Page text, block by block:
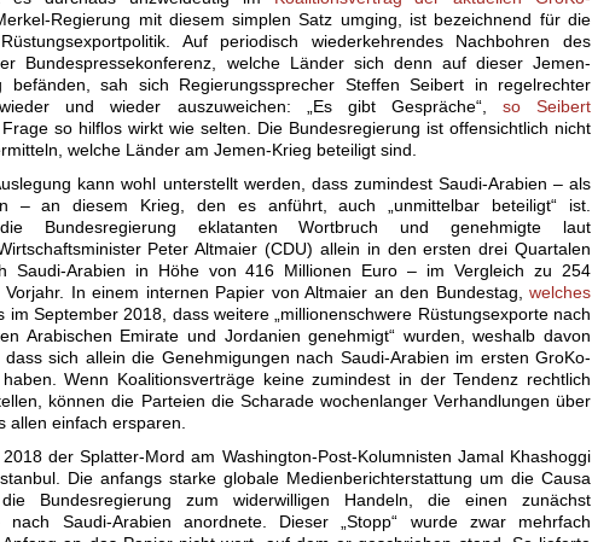
Regierung mit diesem simplen Satz umging, ist bezeichnend für die
Auf periodisch wiederkehrendes Nachbohren des
Bundespressekonferenz, welche Länder sich denn auf dieser Jemen-
befänden, sah sich Regierungssprecher Steffen Seibert in regelrechter
und wieder auszuweichen: „Es gibt Gespräche“, so Seibert
so hilflos wirkt wie selten. Die Bundesregierung ist offensichtlich nicht
welche Länder am Jemen-Krieg beteiligt sind.
kann wohl unterstellt werden, dass zumindest Saudi-Arabien – als
– an diesem Krieg, den es anführt, auch „unmittelbar beteiligt“ ist.
Bundesregierung eklatanten Wortbruch und genehmigte laut
Peter Altmaier (CDU) allein in den ersten drei Quartalen
Saudi-Arabien in Höhe von 416 Millionen Euro – im Vergleich zu 254
In einem internen Papier von Altmaier an den Bundestag, welches
im September 2018, dass weitere „millionenschwere Rüstungsexporte nach
Arabischen Emirate und Jordanien genehmigt“ wurden, weshalb davon
sich allein die Genehmigungen nach Saudi-Arabien im ersten GroKo-
Wenn Koalitionsverträge keine zumindest in der Tendenz rechtlich
können die Parteien die Scharade wochenlanger Verhandlungen über
allen einfach ersparen.
der Splatter-Mord am Washington-Post-Kolumnisten Jamal Khashoggi
Die anfangs starke globale Medienberichterstattung um die Causa
Bundesregierung zum widerwilligen Handeln, die einen zunächst
nach Saudi-Arabien anordnete. Dieser „Stopp“ wurde zwar mehrfach